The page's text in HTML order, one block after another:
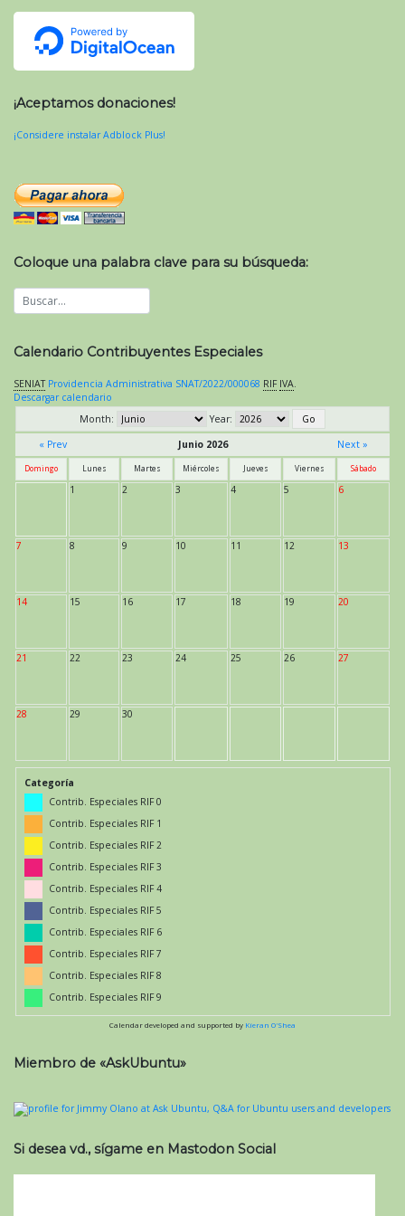
¡Aceptamos donaciones!
¡Considere instalar Adblock Plus!
Coloque una palabra clave para su búsqueda:
Calendario Contribuyentes Especiales
SENIAT Providencia Administrativa SNAT/2022/000068 RIF IVA
Descargar calendario
Month:
Year:
« Prev
Junio 2026 Next »
Domingo Lunes Martes Miércoles Jueves Viernes Sábado
1 2 3 4 5 6
7 8 9 10 11 12 13
14 15 16 17 18 19 20
21 22 23 24 25 26 27
28 29 30
Categoría
Contrib. Especiales RIF 0
Contrib. Especiales RIF 1
Contrib. Especiales RIF 2
Contrib. Especiales RIF 3
Contrib. Especiales RIF 4
Contrib. Especiales RIF 5
Contrib. Especiales RIF 6
Contrib. Especiales RIF 7
Contrib. Especiales RIF 8
Contrib. Especiales RIF 9
Calendar developed and supported by Kieran O'Shea
Miembro de «AskUbuntu»
Si desea vd., sígame en Mastodon Social